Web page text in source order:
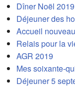
Dîner Noël 2019
Déjeuner des
Accueil
Relais pour la
AGR 2019
Mes soixante-
Déjeuner 5